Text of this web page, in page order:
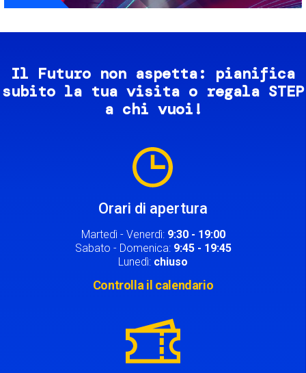
Il Futuro non aspetta: pianifica
subito la tua visita o regala STEP
a chi vuoi!
Orari di apertura
Martedì - Venerdì: 9:30 - 19:00
Sabato - Domenica: 9:45 - 19:45
Lunedì: chiuso
Controlla il calendario